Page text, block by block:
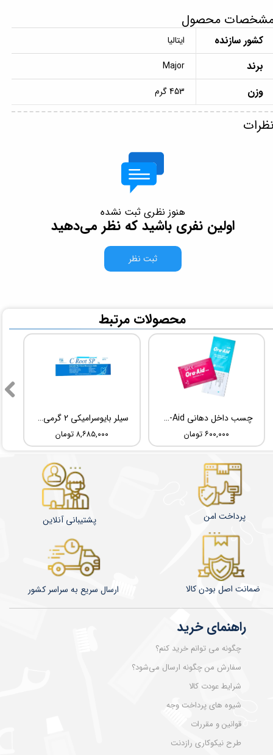
محصول
کشور سازنده ایتالیا
برند Major
وزن 453 گرم
هنوز نظری ثبت نشده
اولین نفری باشید که نظر می‌دهید
ثبت نظر
سیلر بایوسرامیکی 2 گرمی Root Dental Medical C-Root SP
۸,۶۸۵,۰۰۰ تومان
چسب داخل دهانی TBM Ora-Aid
۶۰۰,۰۰۰ تومان
​محصولات مرتبط
راهنمای خرید
چگونه می توانم خرید کنم؟
سفارش من چگونه ارسال می‌شود؟
شرایط عودت کالا
شیوه های پرداخت وجه
قوانین و مقررات
طرح نیکوکاری رازدنت
​​​​ارسال سریع به سراسر کشور ضمانت اصل بودن کالا
پشتیبانی آنلاین پرداخت امن